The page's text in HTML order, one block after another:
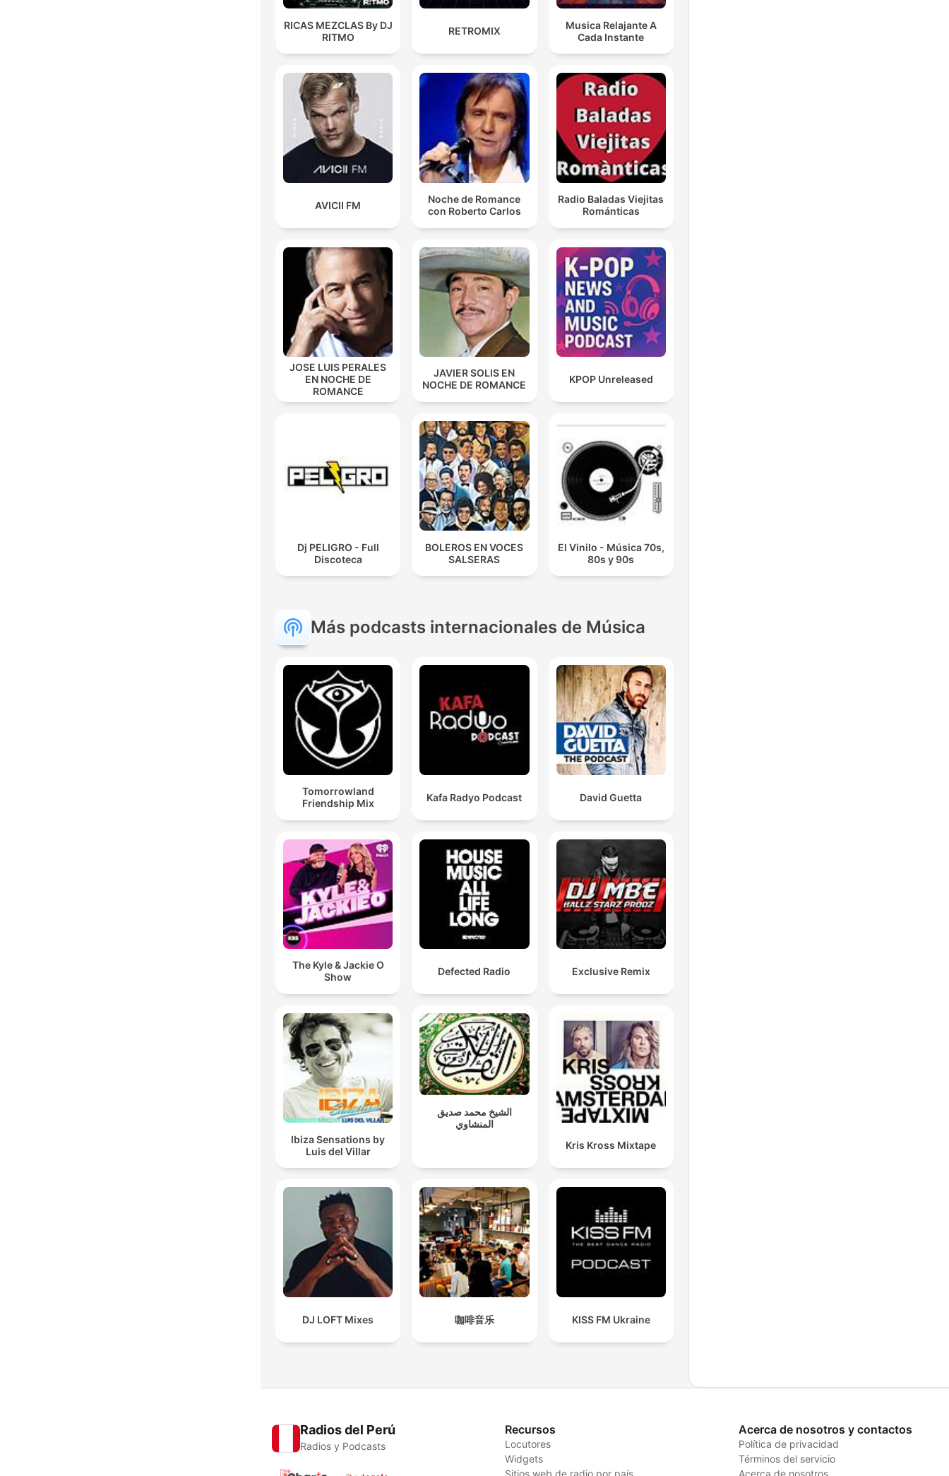
RICAS MEZCLAS By DJ
RITMO
RETROMIX
Musica Relajante A
Cada Instante
AVICII FM
Noche de Romance
con Roberto Carlos
Radio Baladas Viejitas
Románticas
JOSE LUIS PERALES
EN NOCHE DE
ROMANCE
JAVIER SOLIS EN
NOCHE DE ROMANCE
KPOP Unreleased
Dj PELIGRO - Full
Discoteca
BOLEROS EN VOCES
SALSERAS
El Vinilo - Música 70s,
80s y 90s
Más podcasts internacionales de Música
Tomorrowland
Friendship Mix
Kafa Radyo Podcast David Guetta
The Kyle & Jackie O
Show
Defected Radio Exclusive Remix
Ibiza Sensations by
Luis del Villar
الشيخ محمد صديق
المنشاوي
Kris Kross Mixtape
DJ LOFT Mixes 咖啡音乐 KISS FM Ukraine
Radios del Perú
Radios y Podcasts
Recursos
Locutores
Widgets
Sitios web de radio por país
Acerca de nosotros y contactos
Política de privacidad
Términos del servicio
Acerca de nosotros